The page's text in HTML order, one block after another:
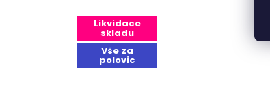
Likvidace
skladu
Vše za
polovic